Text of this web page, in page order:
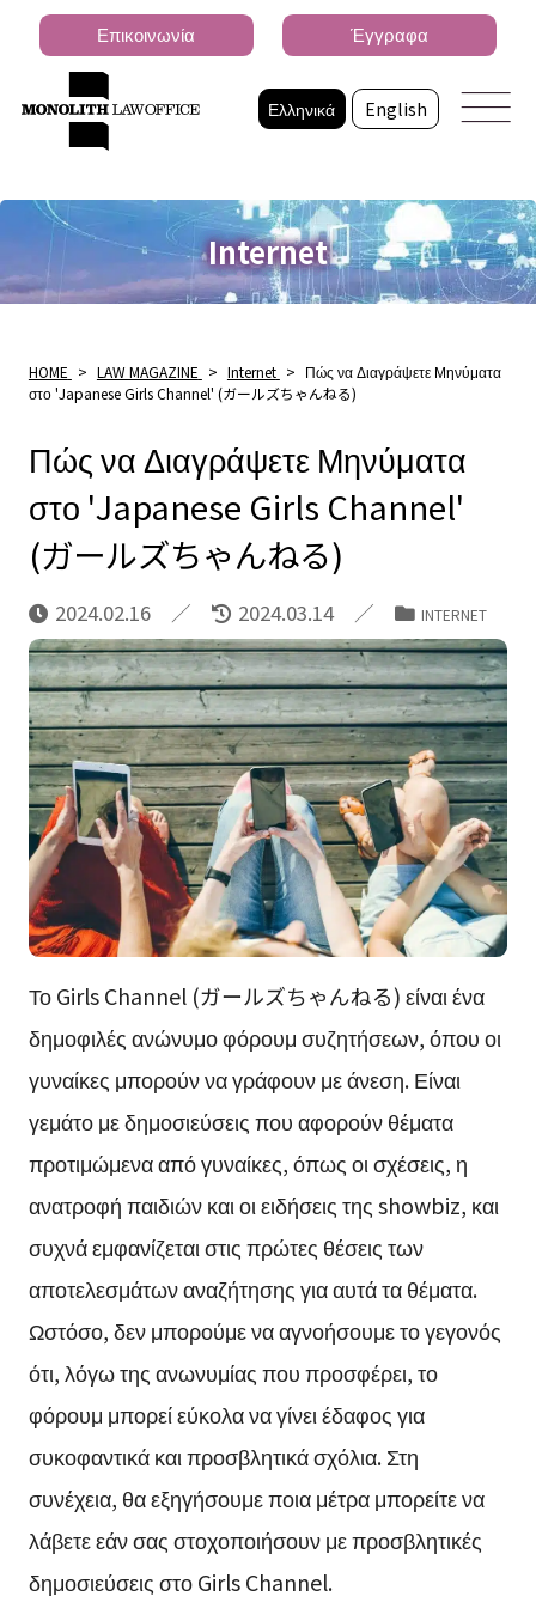
Ελληνικά English
Επικοινωνία Έγγραφα
Internet
HOME > LAW MAGAZINE > Internet > Πώς να Διαγράψετε Μηνύματα
στο 'Japanese Girls Channel' (ガールズちゃんねる)
Πώς να Διαγράψετε Μηνύματα
στο 'Japanese Girls Channel'
(ガールズちゃんねる)
2024.02.16 2024.03.14 INTERNET
Το Girls Channel (ガールズちゃんねる) είναι ένα
δημοφιλές ανώνυμο φόρουμ συζητήσεων, όπου οι
γυναίκες μπορούν να γράφουν με άνεση. Είναι
γεμάτο με δημοσιεύσεις που αφορούν θέματα
προτιμώμενα από γυναίκες, όπως οι σχέσεις, η
ανατροφή παιδιών και οι ειδήσεις της showbiz, και
συχνά εμφανίζεται στις πρώτες θέσεις των
αποτελεσμάτων αναζήτησης για αυτά τα θέματα.
Ωστόσο, δεν μπορούμε να αγνοήσουμε το γεγονός
ότι, λόγω της ανωνυμίας που προσφέρει, το
φόρουμ μπορεί εύκολα να γίνει έδαφος για
συκοφαντικά και προσβλητικά σχόλια. Στη
συνέχεια, θα εξηγήσουμε ποια μέτρα μπορείτε να
λάβετε εάν σας στοχοποιήσουν με προσβλητικές
δημοσιεύσεις στο Girls Channel.